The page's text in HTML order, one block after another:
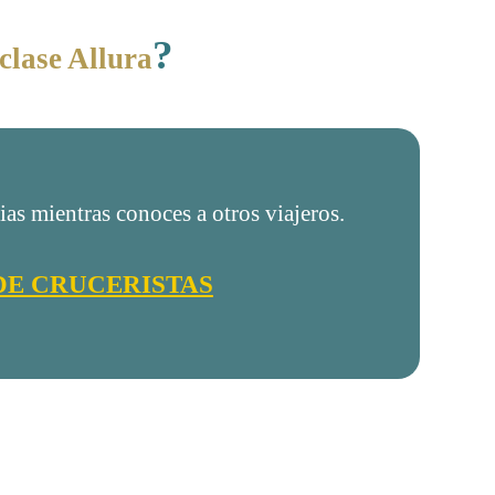
Allura?
mientras conoces a otros viajeros.
CRUCERISTAS